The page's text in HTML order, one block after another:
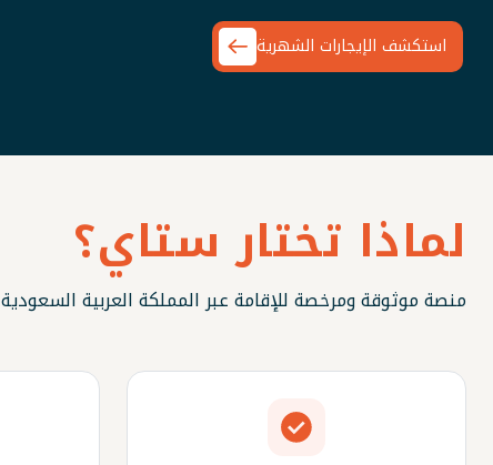
استكشف الإيجارات الشهرية
لماذا تختار ستاي؟
منصة موثوقة ومرخصة للإقامة عبر المملكة العربية السعودية